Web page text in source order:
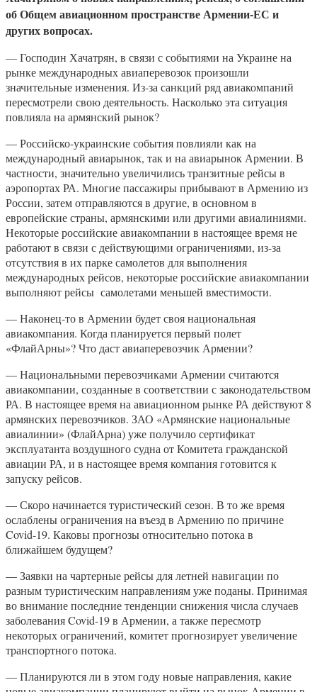
об Общем авиационном пространстве Армении-ЕС и
других вопросах.
— Господин Хачатрян, в связи с событиями на Украине на
рынке международных авиаперевозок произошли
значительные изменения. Из-за санкций ряд авиакомпаний
пересмотрели свою деятельность. Насколько эта ситуация
повлияла на армянский рынок?
— Российско-украинские события повлияли как на
международный авиарынок, так и на авиарынок Армении. В
частности, значительно увеличились транзитные рейсы в
аэропортах РА. Многие пассажиры прибывают в Армению из
России, затем отправляются в другие, в основном в
европейские страны, армянскими или другими авиалиниями.
Некоторые российские авиакомпании в настоящее время не
работают в связи с действующими ограничениями, из-за
отсутствия в их парке самолетов для выполнения
международных рейсов, некоторые российские авиакомпании
выполняют рейсы самолетами меньшей вместимости.
— Наконец-то в Армении будет своя национальная
авиакомпания. Когда планируется первый полет
«ФлайАрны»? Что даст авиаперевозчик Армении?
— Национальными перевозчиками Армении считаются
авиакомпании, созданные в соответствии с законодательством
РА. В настоящее время на авиационном рынке РА действуют 8
армянских перевозчиков. ЗАО «Армянские национальные
авиалинии» (ФлайАрна) уже получило сертификат
эксплуатанта воздушного судна от Комитета гражданской
авиации РА, и в настоящее время компания готовится к
запуску рейсов.
— Скоро начинается туристический сезон. В то же время
ослаблены ограничения на въезд в Армению по причине
Covid-19. Каковы прогнозы относительно потока в
ближайшем будущем?
— Заявки на чартерные рейсы для летней навигации по
разным туристическим направлениям уже поданы. Принимая
во внимание последние тенденции снижения числа случаев
заболевания Covid-19 в Армении, а также пересмотр
некоторых ограничений, комитет прогнозирует увеличение
транспортного потока.
— Планируются ли в этом году новые направления, какие